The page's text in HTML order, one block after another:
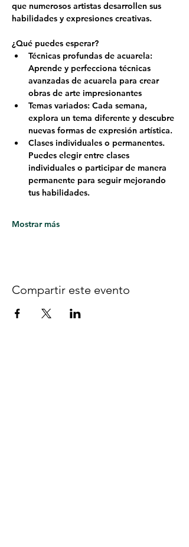
que numerosos artistas desarrollen sus
habilidades y expresiones creativas.
¿Qué puedes esperar?
Técnicas profundas de acuarela:
Aprende y perfecciona técnicas
avanzadas de acuarela para crear
obras de arte impresionantes
Temas variados: Cada semana,
explora un tema diferente y descubre
nuevas formas de expresión artística.
Clases individuales o permanentes.
Puedes elegir entre clases
individuales o participar de manera
permanente para seguir mejorando
tus habilidades.
Mostrar más
Compartir este evento